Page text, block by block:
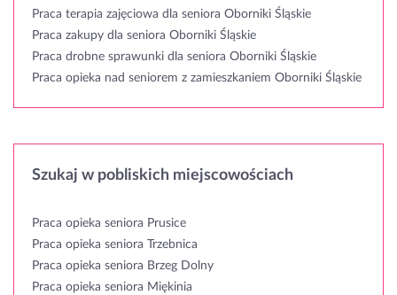
Praca terapia zajęciowa dla seniora Oborniki Śląskie
Praca zakupy dla seniora Oborniki Śląskie
Praca drobne sprawunki dla seniora Oborniki Śląskie
Praca opieka nad seniorem z zamieszkaniem Oborniki Śląskie
Szukaj w pobliskich miejscowościach
Praca opieka seniora Prusice
Praca opieka seniora Trzebnica
Praca opieka seniora Brzeg Dolny
Praca opieka seniora Miękinia